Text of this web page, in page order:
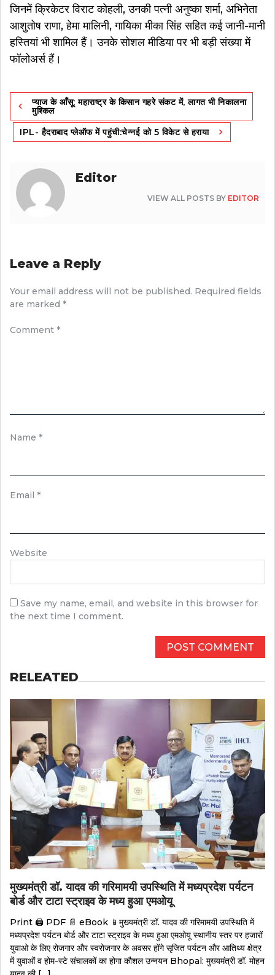
जिनमें क्रिकेटर विराट कोहली, उनकी पत्नी अनुष्का शर्मा, अभिनेता
आशुतोष राणा, हेमा मालिनी, गायिका मीका सिंह सहित कई जानी-मानी
हस्तियां भी शामिल हैं। उनके सोशल मीडिया पर भी बड़ी संख्या में
फॉलोअर्स हैं।
Post
navigation
प्याज के आँसू: महाराष्ट्र के किसान गहरे संकट में, लागत भी निकालना
मुश्किल
IPL- हैदराबाद प्लेऑफ में पहुंची:चेन्नई को 5 विकेट से हराया
Editor
VIEW ALL POSTS BY EDITOR
Leave a Reply
Your email address will not be published. Required fields
are marked *
Comment *
Name *
Email *
Website
Save my name, email, and website in this browser for
the next time I comment.
RELEATED
मुख्यमंत्री डॉ. यादव की गरिमामयी उपस्थिति में मध्यप्रदेश पर्यटन
बोर्ड और टाटा स्ट्राइव के मध्य हुआ एमओयू
Print 🖨 PDF 📄 eBook 📱मुख्यमंत्री डॉ. यादव की गरिमामयी उपस्थिति में
मध्यप्रदेश पर्यटन बोर्ड और टाटा स्ट्राइव के मध्य हुआ एमओयू स्थानीय स्तर पर हजारों
युवाओ के लिए रोजगार और स्वरोजगार के अवसर होंगे सृजित पर्यटन और आतिथ्य क्षेत्र
में युवाओं व होम-स्टे संचालकों का होगा कौशल उन्नयन Bhopal: मुख्यमंत्री डॉ. मोहन